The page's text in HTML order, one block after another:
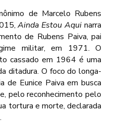
de Marcelo Rubens
Ainda Estou Aqui narra
de Rubens Paiva, pai
militar, em 1971. O
cassado em 1964 é uma
ditadura. O foco do longa-
de Eunice Paiva em busca
pelo reconhecimento pelo
tortura e morte, declarada